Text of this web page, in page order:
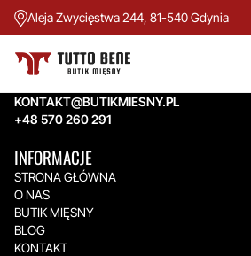
Aleja Zwycięstwa 244, 81-540 Gdynia
TUTTO BENE BUTIK MIĘSNY
Aleja Zwycięstwa 244,
KONTAKT@BUTIKMIESNY.PL
+48 570 260 291
INFORMACJE
STRONA GŁÓWNA
O NAS
BUTIK MIĘSNY
BLOG
KONTAKT